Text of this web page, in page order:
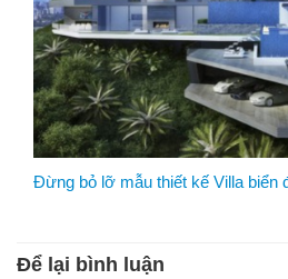
Đừng bỏ lỡ mẫu thiết kế Villa biển
Để lại bình luận